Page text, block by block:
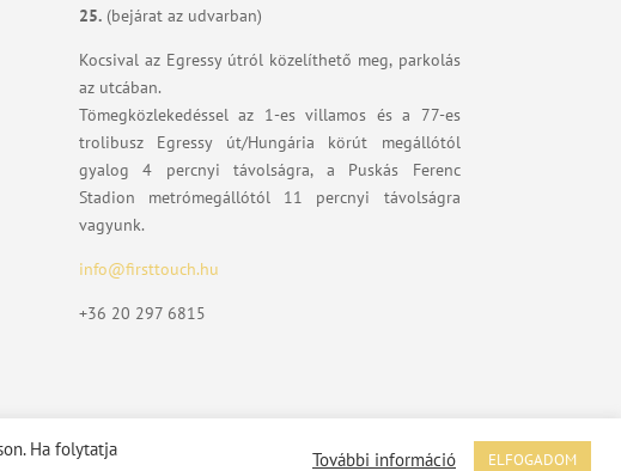
25.(bejárat az udvarban)
Kocsival az Egressy útról közelíthető meg, parkolás
az utcában.
Tömegközlekedéssel az 1-es villamos és a 77-es
trolibusz Egressy út/Hungária körút megállótól
gyalog 4 percnyi távolságra, a Puskás Ferenc
Stadion metrómegállótól 11 percnyi távolságra
vagyunk.
info@firsttouch.hu
+36 20 297 6815
Ha folytatja
További információ ELFOGADOM